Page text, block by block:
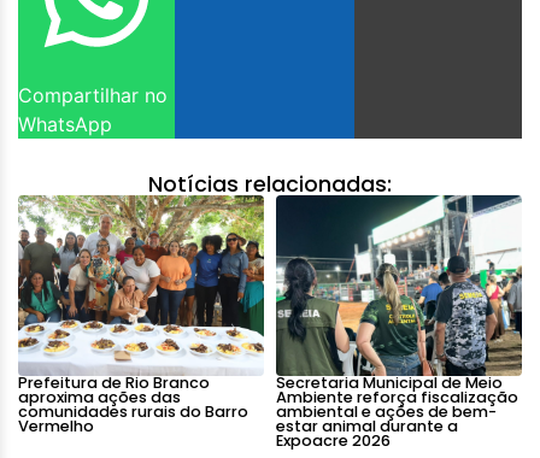
Compartilhar no
WhatsApp
Notícias relacionadas:
Prefeitura de Rio Branco
aproxima ações das
comunidades rurais do Barro
Vermelho
Secretaria Municipal de Meio
Ambiente reforça fiscalização
ambiental e ações de bem-
estar animal durante a
Expoacre 2026